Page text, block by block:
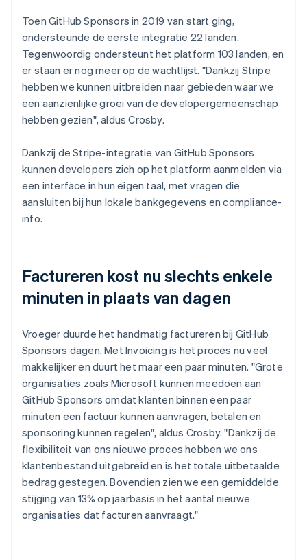
Toen GitHub Sponsors in 2019 van start ging,
ondersteunde de eerste integratie 22 landen.
Tegenwoordig ondersteunt het platform 103 landen, en
er staan er nog meer op de wachtlijst. "Dankzij Stripe
hebben we kunnen uitbreiden naar gebieden waar we
een aanzienlijke groei van de developergemeenschap
hebben gezien", aldus Crosby.
Dankzij de Stripe-integratie van GitHub Sponsors
kunnen developers zich op het platform aanmelden via
een interface in hun eigen taal, met vragen die
aansluiten bij hun lokale bankgegevens en compliance-
info.
Factureren kost nu slechts enkele
minuten in plaats van dagen
Vroeger duurde het handmatig factureren bij GitHub
Sponsors dagen. Met Invoicing is het proces nu veel
makkelijker en duurt het maar een paar minuten. "Grote
organisaties zoals Microsoft kunnen meedoen aan
GitHub Sponsors omdat klanten binnen een paar
minuten een factuur kunnen aanvragen, betalen en
sponsoring kunnen regelen", aldus Crosby. "Dankzij de
flexibiliteit van ons nieuwe proces hebben we ons
klantenbestand uitgebreid en is het totale uitbetaalde
bedrag gestegen. Bovendien zien we een gemiddelde
stijging van 13% op jaarbasis in het aantal nieuwe
organisaties dat facturen aanvraagt."